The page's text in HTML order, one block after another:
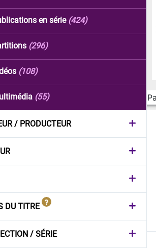
en série (424)
(296)
(108)
(55)
/ PRODUCTEUR
DU TITRE
/ SÉRIE